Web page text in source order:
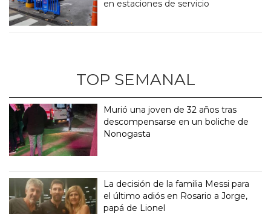
en estaciones de servicio
TOP SEMANAL
Murió una joven de 32 años tras
descompensarse en un boliche de
Nonogasta
La decisión de la familia Messi para
el último adiós en Rosario a Jorge,
papá de Lionel